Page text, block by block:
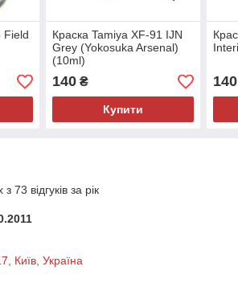
Field
Краска Tamiya XF-91 IJN
Grey (Yokosuka Arsenal)
(10ml)
140₴
Купити
140
73 відгуків за рік
Київ, Україна